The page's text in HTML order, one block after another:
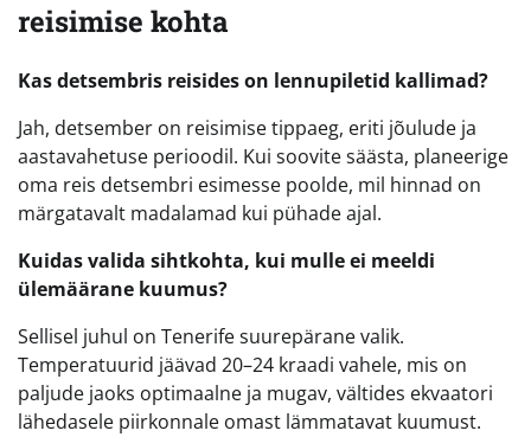
reisimise kohta
Kas detsembris reisides on lennupiletid kallimad?
Jah, detsember on reisimise tippaeg, eriti jõulude ja
aastavahetuse perioodil. Kui soovite säästa, planeerige
oma reis detsembri esimesse poolde, mil hinnad on
märgatavalt madalamad kui pühade ajal.
Kuidas valida sihtkohta, kui mulle ei meeldi
ülemäärane kuumus?
Sellisel juhul on Tenerife suurepärane valik.
Temperatuurid jäävad 20–24 kraadi vahele, mis on
paljude jaoks optimaalne ja mugav, vältides ekvaatori
lähedasele piirkonnale omast lämmatavat kuumust.